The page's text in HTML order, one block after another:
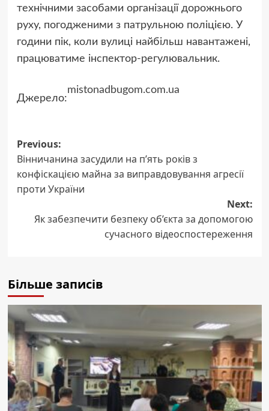
технічними засобами організації дорожнього
руху, погодженими з патрульною поліцією. У
години пік, коли вулиці найбільш навантажені,
працюватиме інспектор-регулювальник.
Джерело:
mistonadbugom.com.ua
Post
navigation
Previous:
Вінничанина засудили на п’ять років з
конфіскацією майна за виправдовування агресії
проти України
Next:
Як забезпечити безпеку об’єкта за допомогою
сучасного відеоспостереження
Більше записів